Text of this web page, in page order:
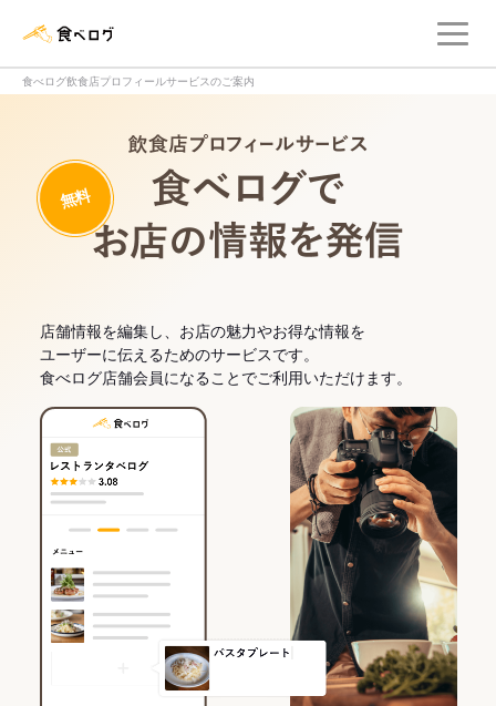
食べログ飲食店プロフィールサービスのご案内
無料
店舗情報を編集し、お店の魅力やお得な情報を
ユーザーに伝えるためのサービスです。
食べログ店舗会員になることでご利用いただけます。